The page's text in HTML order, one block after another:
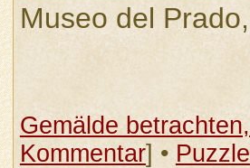
Museo del
Gemälde
Kommentar] •Puzzle